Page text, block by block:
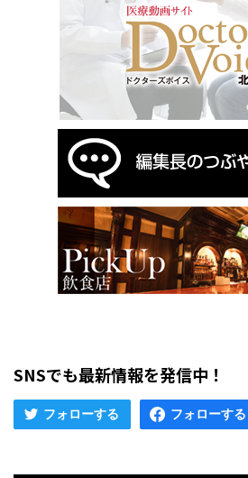
SNSでも最新情報を発信中！